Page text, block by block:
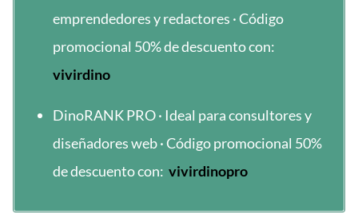
emprendedores y redactores · Código
promocional 50% de descuento con:
vivirdino
DinoRANK PRO · Ideal para consultores y
diseñadores web · Código promocional 50%
de descuento con: vivirdinopro